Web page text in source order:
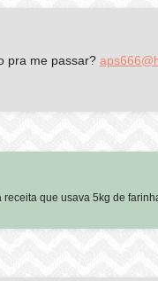
pra me passar?
que usava 5kg de